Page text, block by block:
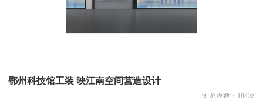
鄂州科技馆工装 映江南空间营造设计
浏览次数： 184次